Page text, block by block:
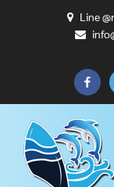
Line